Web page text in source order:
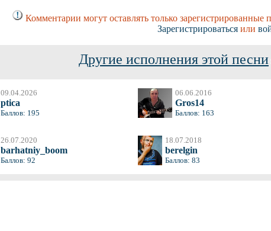
Комментарии могут оставлять только зарегистрированные
Зарегистрироваться или
Другие исполнения этой песни
09.04.2026
ptica
Баллов: 195
06.06.2016
Gros14
Баллов: 163
26.07.2020
barhatniy_boom
Баллов: 92
18.07.2018
berelgin
Баллов: 83